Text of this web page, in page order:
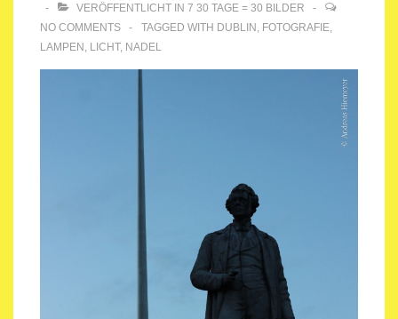
VERÖFFENTLICHT IN 7 30 TAGE = 30 BILDER
NO COMMENTS
TAGGED WITH DUBLIN FOTOGRAFIE
LAMPEN LICHT, NADEL